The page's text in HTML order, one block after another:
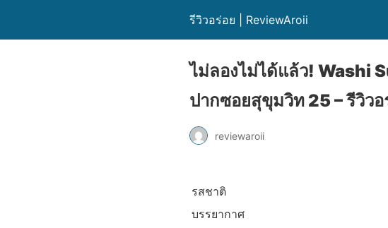
รีวิวอร่อย | ReviewAroii
ไม่ลองไม่ได้แล้ว! Washi
ปากซอยสุขุมวิท 25 – รีวิว
reviewaroii
รสชาติ
บรรยากาศ